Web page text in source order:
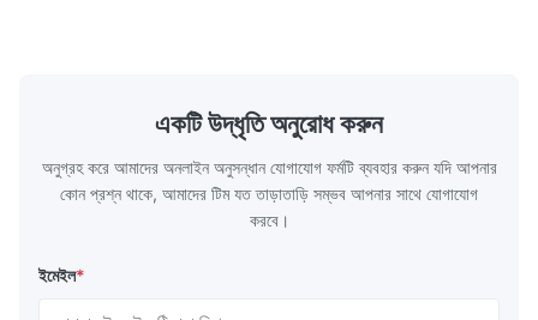
14m,5.8m,6m,10m-12m,12m or as
customer's actual requirys Standard JIS
Q235,
একটি উদ্ধৃতি অনুরোধ করুন
অনুগ্রহ করে আমাদের অনলাইন অনুসন্ধান যোগাযোগ ফর্মটি ব্যবহার করুন যদি আপনার
কোন প্রশ্ন থাকে, আমাদের টিম যত তাড়াতাড়ি সম্ভব আপনার সাথে যোগাযোগ
করবে।
ইমেইল*